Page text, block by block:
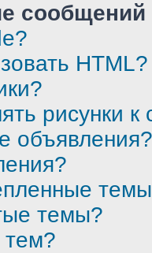
HTML?
рисунки
объявления?
темы?
тем?